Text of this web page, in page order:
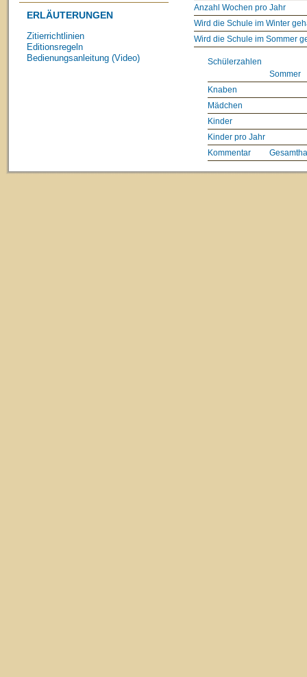
ERLÄUTERUNGEN
Zitierrichtlinien
Editionsregeln
Bedienungsanleitung (Video)
Anzahl Wochen pro Jahr
Wird die Schule im Winter
Wird die Schule im Sommer
Schülerzahlen
Sommer
Knaben
Mädchen
Kinder
Kinder pro Jahr
Kommentar